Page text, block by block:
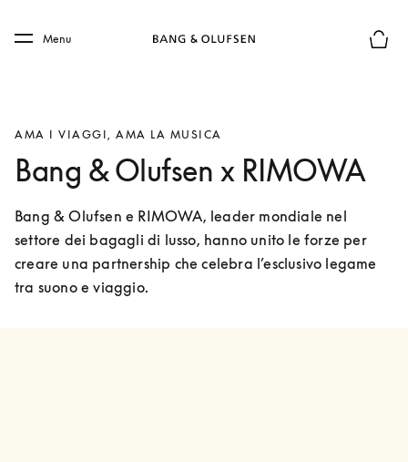
Skip to main footer
Menu
AMA I VIAGGI, AMA LA MUSICA
Bang & Olufsen x RIMOWA
Bang & Olufsen e RIMOWA, leader mondiale nel
settore dei bagagli di lusso, hanno unito le forze per
creare una partnership che celebra l’esclusivo legame
tra suono e viaggio.